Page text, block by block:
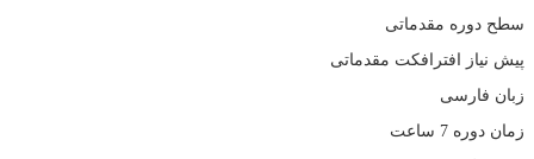
سطح دوره مقدماتی
پیش نیاز
افترافکت مقدماتی
زبان فارسی
زمان دوره 7 ساعت